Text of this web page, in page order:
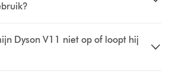
Dyson V11 niet op of loopt hij